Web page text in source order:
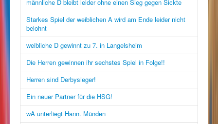
männliche D bleibt leider ohne einen Sieg gegen Sickte
Starkes Spiel der weiblichen A wird am Ende leider nicht
belohnt
weibliche D gewinnt zu 7. in Langelsheim
Die Herren gewinnen ihr sechstes Spiel in Folge!!
Herren sind Derbysieger!
Ein neuer Partner für die HSG!
wA unterliegt Hann. Münden